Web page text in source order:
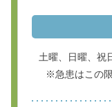
土曜、日曜、祝
※急患はこの